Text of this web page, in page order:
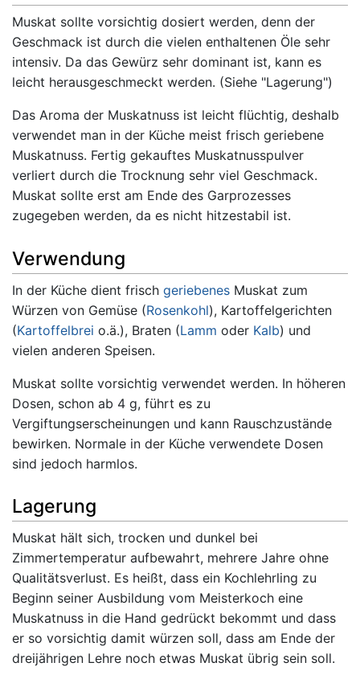
Muskat sollte vorsichtig dosiert werden, denn der
Geschmack ist durch die vielen enthaltenen Öle sehr
intensiv. Da das Gewürz sehr dominant ist, kann es
leicht herausgeschmeckt werden. (Siehe "Lagerung")
Das Aroma der Muskatnuss ist leicht flüchtig, deshalb
verwendet man in der Küche meist frisch geriebene
Muskatnuss. Fertig gekauftes Muskatnusspulver
verliert durch die Trocknung sehr viel Geschmack.
Muskat sollte erst am Ende des Garprozesses
zugegeben werden, da es nicht hitzestabil ist.
Verwendung
In der Küche dient frisch geriebenes Muskat zum
Würzen von Gemüse (Rosenkohl), Kartoffelgerichten
(Kartoffelbrei o.ä.), Braten (Lamm oder Kalb) und
vielen anderen Speisen.
Muskat sollte vorsichtig verwendet werden. In höheren
Dosen, schon ab 4 g, führt es zu
Vergiftungserscheinungen und kann Rauschzustände
bewirken. Normale in der Küche verwendete Dosen
sind jedoch harmlos.
Lagerung
Muskat hält sich, trocken und dunkel bei
Zimmertemperatur aufbewahrt, mehrere Jahre ohne
Qualitätsverlust. Es heißt, dass ein Kochlehrling zu
Beginn seiner Ausbildung vom Meisterkoch eine
Muskatnuss in die Hand gedrückt bekommt und dass
er so vorsichtig damit würzen soll, dass am Ende der
dreijährigen Lehre noch etwas Muskat übrig sein soll.